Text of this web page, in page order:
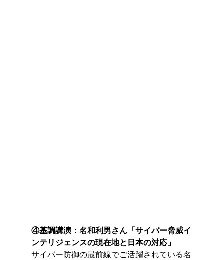
④基調講演：名和利男さん「サイバー脅威イ
ンテリジェンスの現在地と日本の対応」
サイバー防御の最前線でご活躍されている名